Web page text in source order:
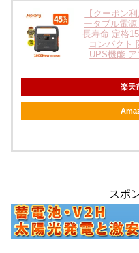
【クーポン
ータブル電
長寿命 定格
コンパクト
UPS機能
楽天
スポ